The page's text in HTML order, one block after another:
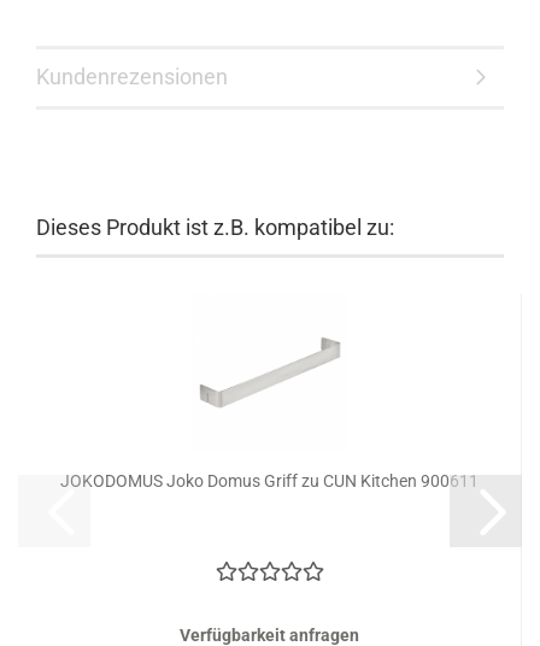
Kundenrezensionen
Dieses Produkt ist z.B. kompatibel zu:
JOKODOMUS Joko Domus Griff zu CUN Kitchen 900611
Verfügbarkeit anfragen